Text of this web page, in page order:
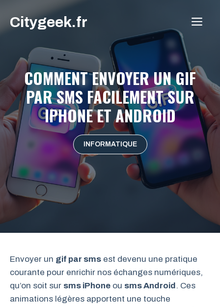
contenu
Citygeek.fr
COMMENT ENVOYER UN GIF
PAR SMS FACILEMENT SUR
IPHONE ET ANDROID
INFORMATIQUE
Envoyer un gif par sms est devenu une pratique
courante pour enrichir nos échanges numériques,
qu’on soit sur sms iPhone ou sms Android. Ces
animations légères apportent une touche